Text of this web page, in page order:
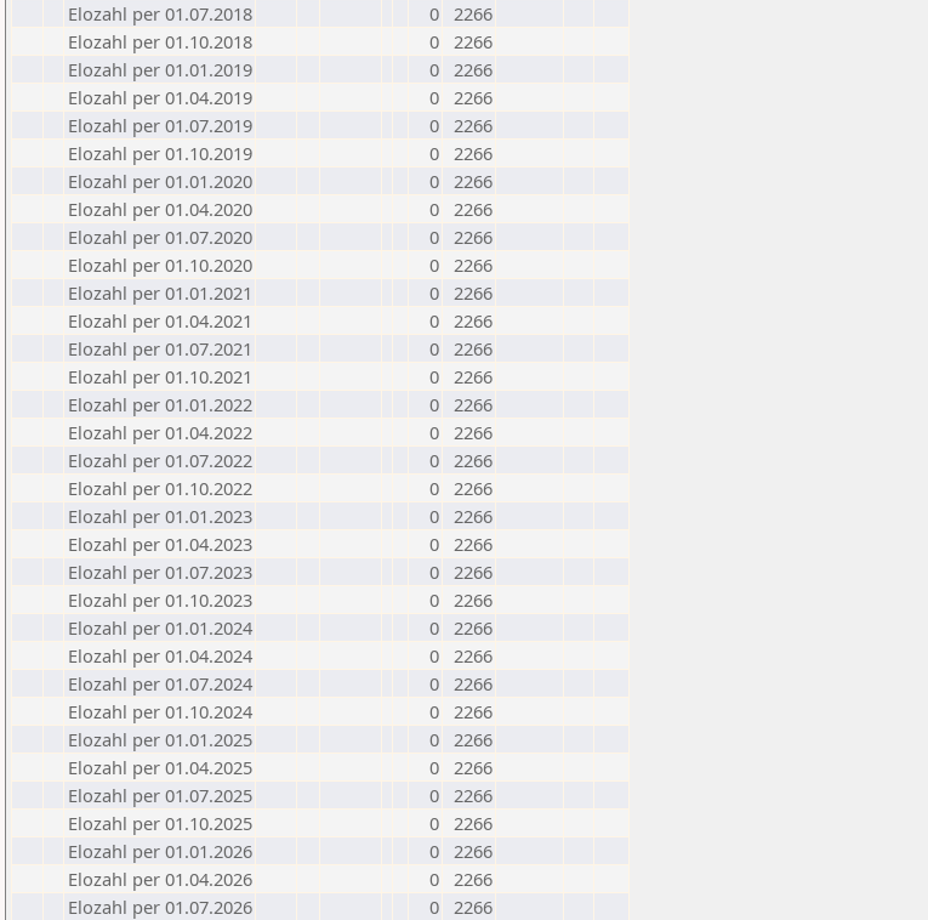
Elozahl per 01.07.2018
0 2266
Elozahl per 01.10.2018
0 2266
Elozahl per 01.01.2019
0 2266
Elozahl per 01.04.2019
0 2266
Elozahl per 01.07.2019
0 2266
Elozahl per 01.10.2019
0 2266
Elozahl per 01.01.2020
0 2266
Elozahl per 01.04.2020
0 2266
Elozahl per 01.07.2020
0 2266
Elozahl per 01.10.2020
0 2266
Elozahl per 01.01.2021
0 2266
Elozahl per 01.04.2021
0 2266
Elozahl per 01.07.2021
0 2266
Elozahl per 01.10.2021
0 2266
Elozahl per 01.01.2022
0 2266
Elozahl per 01.04.2022
0 2266
Elozahl per 01.07.2022
0 2266
Elozahl per 01.10.2022
0 2266
Elozahl per 01.01.2023
0 2266
Elozahl per 01.04.2023
0 2266
Elozahl per 01.07.2023
0 2266
Elozahl per 01.10.2023
0 2266
Elozahl per 01.01.2024
0 2266
Elozahl per 01.04.2024
0 2266
Elozahl per 01.07.2024
0 2266
Elozahl per 01.10.2024
0 2266
Elozahl per 01.01.2025
0 2266
Elozahl per 01.04.2025
0 2266
Elozahl per 01.07.2025
0 2266
Elozahl per 01.10.2025
0 2266
Elozahl per 01.01.2026
0 2266
Elozahl per 01.04.2026
0 2266
Elozahl per 01.07.2026
0 2266